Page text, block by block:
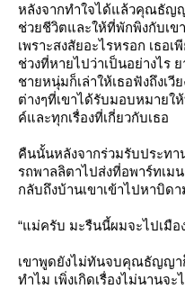
หลังจากทำใจได้แล้วคุณธัญ
ช่วยชีวิตและให้ที่พักพิงกับเ
เพราะสงสัยอะไรหรอก เธอ
ช่วงที่หายไปว่าเป็นอย่างไร
ชายหนุ่มก็เล่าให้เธอฟังถึงเ
ต่างๆที่เขาได้รับมอบหมายใ
ค์และทุกเรื่องที่เกี่ยวกับเธอ
คืนนั้นหลังจากร่วมรับประท
รถพาลลิตาไปส่งที่อพาร์ทเม
กลับถึงบ้านเขาเข้าไปหาบิด
“แม่ครับ มะรืนนี้ผมจะไปเมือ
เขาพูดยังไม่ทันจบคุณธัญญา
ทำไม เพิ่งเกิดเรื่องไม่นานจ